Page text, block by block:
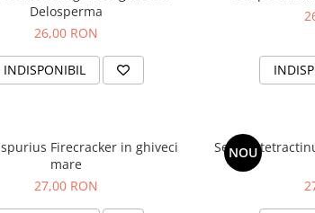
Delosperma
26,00 RON
INDISPONIBIL
in ghiveci
mare
27,00 RON
NOU
Sedum